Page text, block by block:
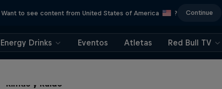
Want to see content from United States of America ? Continue
Energy Drinks Eventos Atletas Red Bull TV
Rimas y Ruido